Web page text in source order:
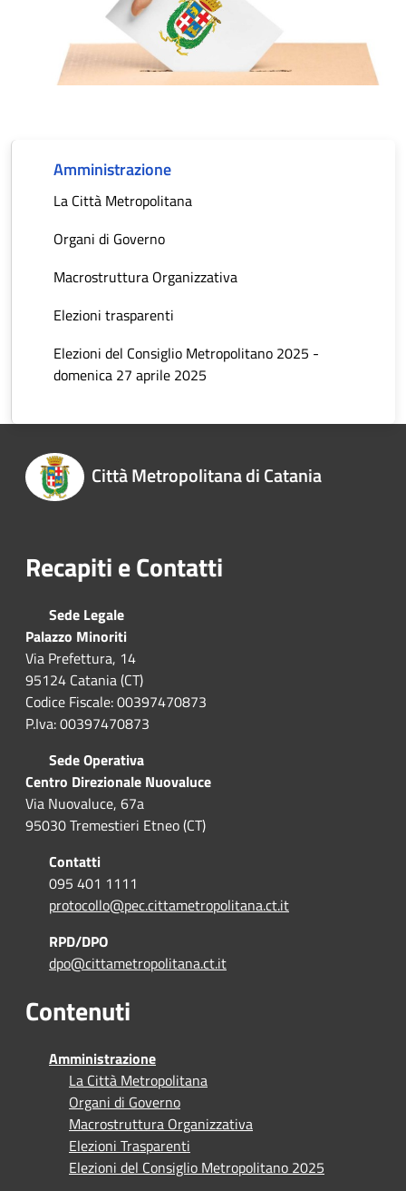
Amministrazione
La Città Metropolitana
Organi di Governo
Macrostruttura Organizzativa
Elezioni trasparenti
Elezioni del Consiglio Metropolitano 2025 -
domenica 27 aprile 2025
Città Metropolitana di Catania
Recapiti e Contatti
Sede Legale
Palazzo Minoriti
Via Prefettura, 14
95124 Catania (CT)
Codice Fiscale: 00397470873
P.Iva: 00397470873
Sede Operativa
Centro Direzionale Nuovaluce
Via Nuovaluce, 67a
95030 Tremestieri Etneo (CT)
Contatti
095 401 1111
protocollo@pec.cittametropolitana.ct.it
RPD/DPO
dpo@cittametropolitana.ct.it
Contenuti
Amministrazione
La Città Metropolitana
Organi di Governo
Macrostruttura Organizzativa
Elezioni Trasparenti
Elezioni del Consiglio Metropolitano 2025